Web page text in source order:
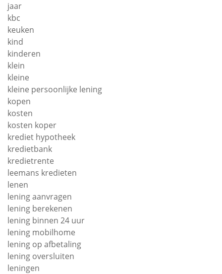
jaar
kbc
keuken
kind
kinderen
klein
kleine
kleine persoonlijke lening
kopen
kosten
kosten koper
krediet hypotheek
kredietbank
kredietrente
leemans kredieten
lenen
lening aanvragen
lening berekenen
lening binnen 24 uur
lening mobilhome
lening op afbetaling
lening oversluiten
leningen